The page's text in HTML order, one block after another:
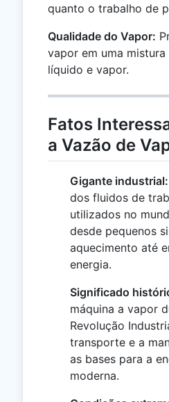
quanto o trabalho de
Qualidade do Vapor:
vapor em uma
líquido e vapor.
Fatos
a Vazão de
Gigante industrial:
dos fluidos de
utilizados no
desde pequenos
aquecimento até
energia.
Significado
máquina a vapor
Revolução
transporte e a
as bases para a
moderna.